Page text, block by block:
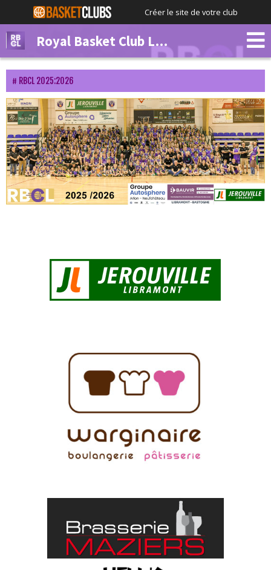
Créer le site de votre club
Royal Basket Club Libramont
RBCL 2025:2026